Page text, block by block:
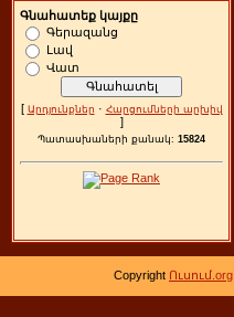
Գնահատեք կայքը
Գերազանց
Լավ
Վատ
[ Արդյունքներ · Հարցումների արխիվ
]
Պատասխաների քանակ: 15824
Copyright Ուսում.org